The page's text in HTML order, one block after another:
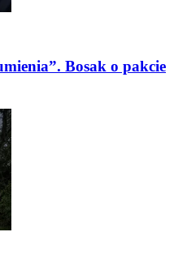
Bosak o pakcie